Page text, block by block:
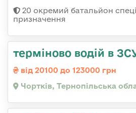
20 окремий батальйон
призначення
терміново водій в
від 20100 до 123000 грн
Чортків, Тернопільська